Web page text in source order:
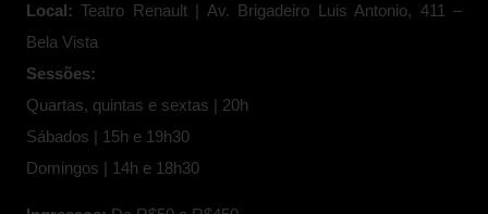
Local:Teatro Renault | Av. Brigadeiro Luis Antonio, 411 –
Bela Vista
Sessões:
Quartas, quintas e sextas | 20h
Sábados | 15h e 19h30
Domingos | 14h e 18h30